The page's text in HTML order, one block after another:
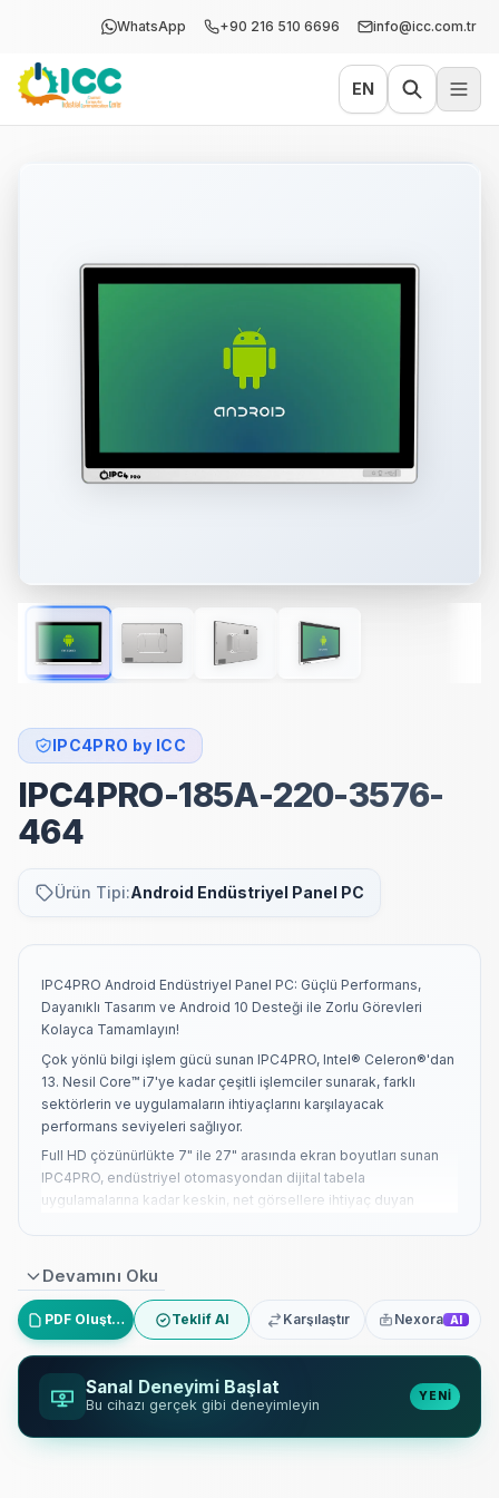
WhatsApp +90 216 510 6696 info@icc.com.tr
EN
IPC4PRO by ICC
IPC4PRO-185A-220-3576-
464
Ürün Tipi:Android Endüstriyel Panel PC
IPC4PRO Android Endüstriyel Panel PC: Güçlü Performans,
Dayanıklı Tasarım ve Android 10 Desteği ile Zorlu Görevleri
Kolayca Tamamlayın!
Çok yönlü bilgi işlem gücü sunan IPC4PRO, Intel® Celeron®'dan
13. Nesil Core™ i7'ye kadar çeşitli işlemciler sunarak, farklı
sektörlerin ve uygulamaların ihtiyaçlarını karşılayacak
performans seviyeleri sağlıyor.
Full HD çözünürlükte 7" ile 27" arasında ekran boyutları sunan
IPC4PRO, endüstriyel otomasyondan dijital tabela
uygulamalarına kadar keskin, net görsellere ihtiyaç duyan
ön paneliyle en zorlu koşullara dayanacak şekilde tasarlanmıştır
ve zorlu ortamlarda dayanıklılık ve güvenilirlik sağlar.
Hızlı ve kolay kurulum sağlayan IPC4PRO, panel gömülü,
VESA75 ve VESA100 yapılandırmaları dahil olmak üzere esnek
montaj seçeneklerini destekleyerek her türlü kuruluma
sorunsuz bir şekilde uyum sağlar.
Yüksek kaliteli bileşenler ve sağlam bir gövde ile üretilen
IPC4PRO, uzun ömürlü performans sunarak, zorlu uygulamalar
Devamını Oku
PDF Oluştur Teklif Al Karşılaştır Nexora AI
Sanal Deneyimi Başlat
Bu cihazı gerçek gibi deneyimleyin
YENİ